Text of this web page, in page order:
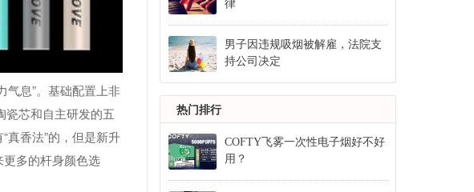
气息”。基础配置上非
瓷芯和自主研发的五
真香法”的，但是新升
多的杆身颜色选
律
男子因违规吸烟被解雇，法院支
持公司决定
热门排行
COFTY飞雾一次性电子烟好不好
用？